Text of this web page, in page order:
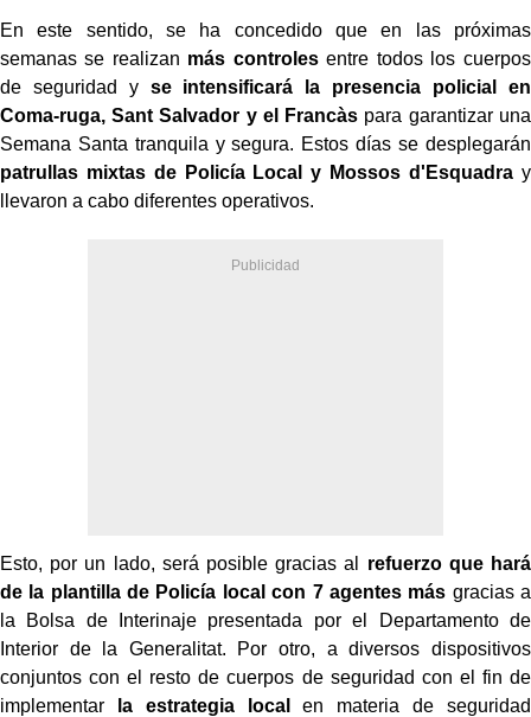
En este sentido, se ha concedido que en las próximas
semanas se realizan más controlesentre todos los cuerpos
de seguridad yse intensificará la presencia policial en
Coma-ruga, Sant Salvador y el Francàs para garantizar una
Semana Santa tranquila y segura. Estos días se desplegarán
patrullas mixtas de Policía Local y Mossos d'Esquadra y
llevaron a cabo diferentes operativos.
Esto, por un lado, será posible gracias al refuerzo que hará
de la plantilla de Policía local con 7 agentes más gracias a
la Bolsa de Interinaje presentada por el Departamento de
Interior de la Generalitat. Por otro, a diversos dispositivos
conjuntos con el resto de cuerpos de seguridad con el fin de
implementar la estrategia local
en materia de seguridad